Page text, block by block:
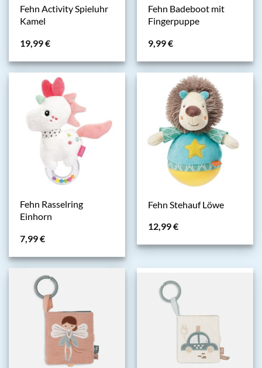
Fehn Activity Spieluhr
Kamel
19,99€
Fehn Badeboot mit
Fingerpuppe
9,99€
Fehn Rasselring
Einhorn
7,99€
Fehn Stehauf Löwe
12,99€